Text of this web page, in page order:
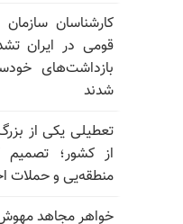
کارشناسان
قومی در ایران
بازداشت‌های
شدند
تعطیلی یکی از
از کشور؛ تصمیم
منطقه‌یی و حملات
خواهر مجاهد